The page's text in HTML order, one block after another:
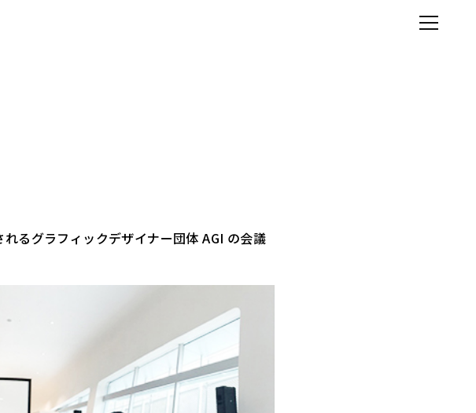
るグラフィックデザイナー団体 AGI の会議